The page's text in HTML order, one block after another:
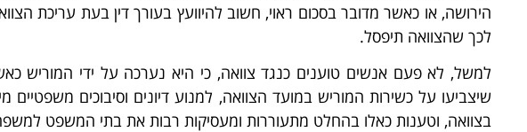
הירושה, או כאשר מדובר בסכום ראוי, חשוב להיוועץ בעורך דין בעת עריכת
לכך שהצוואה תיפסל.
למשל, לא פעם אנשים טוענים כנגד צוואה, כי היא נערכה על ידי המוריש
שיצביעו על כשירות המוריש במועד הצוואה, למנוע דיונים וסיבוכים משפטיים
בצוואה, וטענות כאלו בהחלט מתעוררות ומעסיקות רבות את בתי המשפט